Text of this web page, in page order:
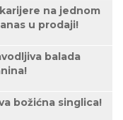
na jednom
u prodaji!
balada
božićna singlica!